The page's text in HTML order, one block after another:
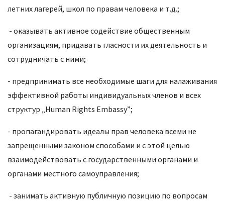
летних лагерей, школ по правам человека и т.д.;
- оказывать активное содействие общественным
организациям, придавать гласности их деятельность и
сотрудничать с ними;
- предпринимать все необходимые шаги для налаживания
эффективной работы индивидуальных членов и всех
структур „Human Rights Embassy”;
- пропагандировать идеалы прав человека всеми не
запрещенными законом способами и с этой целью
взаимодействовать с государственными органами и
органами местного самоуправления;
- занимать активную публичную позицию по вопросам